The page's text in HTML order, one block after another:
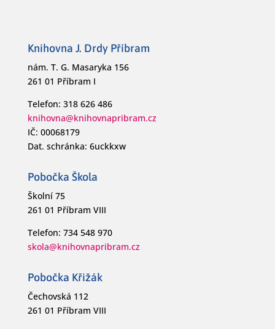
Knihovna J. Drdy Příbram
nám. T. G. Masaryka 156
261 01 Příbram I
Telefon: 318 626 486
knihovna@knihovnapribram.cz
IČ: 00068179
Dat. schránka: 6uckkxw
Pobočka Škola
Školní 75
261 01 Příbram VIII
Telefon: 734 548 970
skola@knihovnapribram.cz
Pobočka Křižák
Čechovská 112
261 01 Příbram VIII